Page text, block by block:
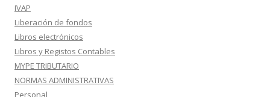
IVAP
Liberación de fondos
Libros electrónicos
Libros y Registos Contables
MYPE TRIBUTARIO
NORMAS ADMINISTRATIVAS
Personal